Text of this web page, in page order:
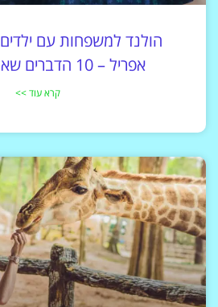
הולנד למשפחות עם
אפריל – 10 הדברים שאסור לפספס
קרא עוד >>